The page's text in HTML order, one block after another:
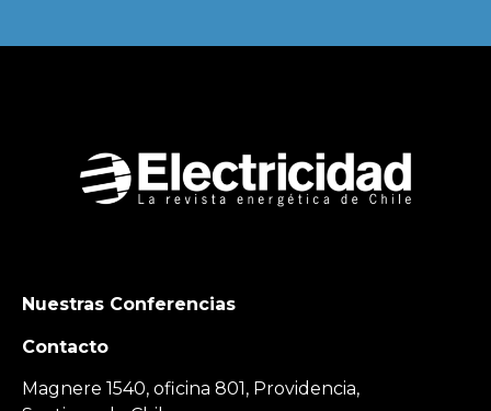
Nuestras Conferencias
Contacto
Magnere 1540, oficina 801, Providencia,